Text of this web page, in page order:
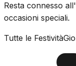
Resta connesso
occasioni speciali.
Tutte le Festività